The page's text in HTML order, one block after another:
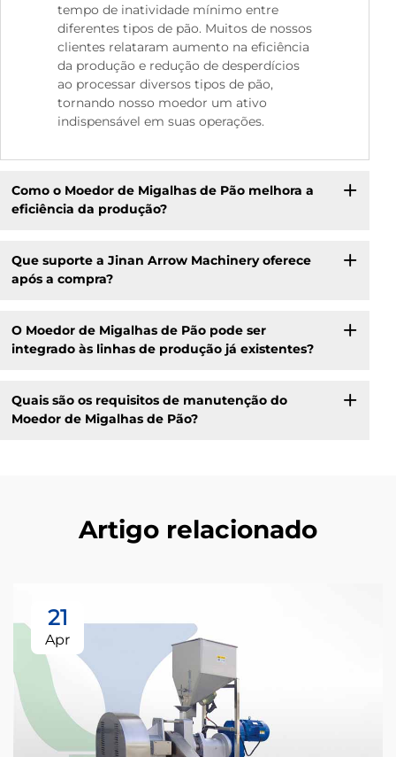
tempo de inatividade mínimo entre
diferentes tipos de pão. Muitos de nossos
clientes relataram aumento na eficiência
da produção e redução de desperdícios
ao processar diversos tipos de pão,
tornando nosso moedor um ativo
indispensável em suas operações.
Como o Moedor de Migalhas de Pão melhora a
eficiência da produção?
Que suporte a Jinan Arrow Machinery oferece
após a compra?
O Moedor de Migalhas de Pão pode ser
integrado às linhas de produção já existentes?
Quais são os requisitos de manutenção do
Moedor de Migalhas de Pão?
Artigo relacionado
21
Apr